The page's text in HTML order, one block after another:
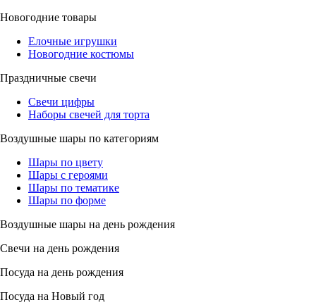
Новогодние товары
Елочные игрушки
Новогодние костюмы
Праздничные свечи
Свечи цифры
Наборы свечей для торта
Воздушные шары по категориям
Шары по цвету
Шары с героями
Шары по тематике
Шары по форме
Воздушные шары на день рождения
Свечи на день рождения
Посуда на день рождения
Посуда на Новый год